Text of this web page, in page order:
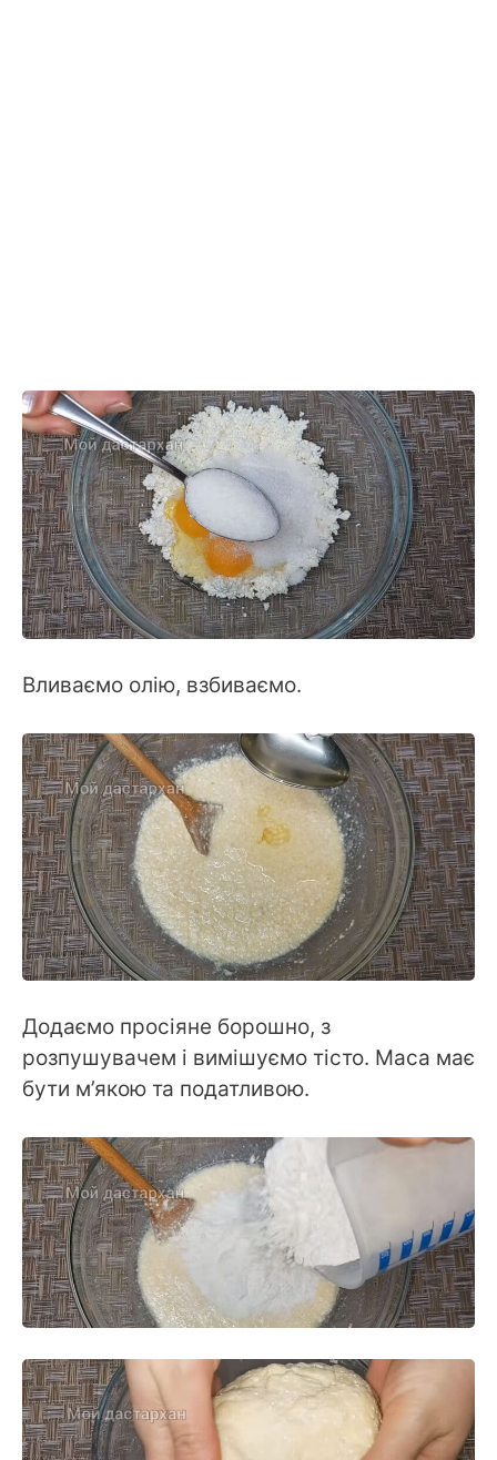
Вливаємо олію, взбиваємо.
Додаємо просіяне борошно, з
розпушувачем і вимішуємо тісто. Маса має
бути м’якою та податливою.